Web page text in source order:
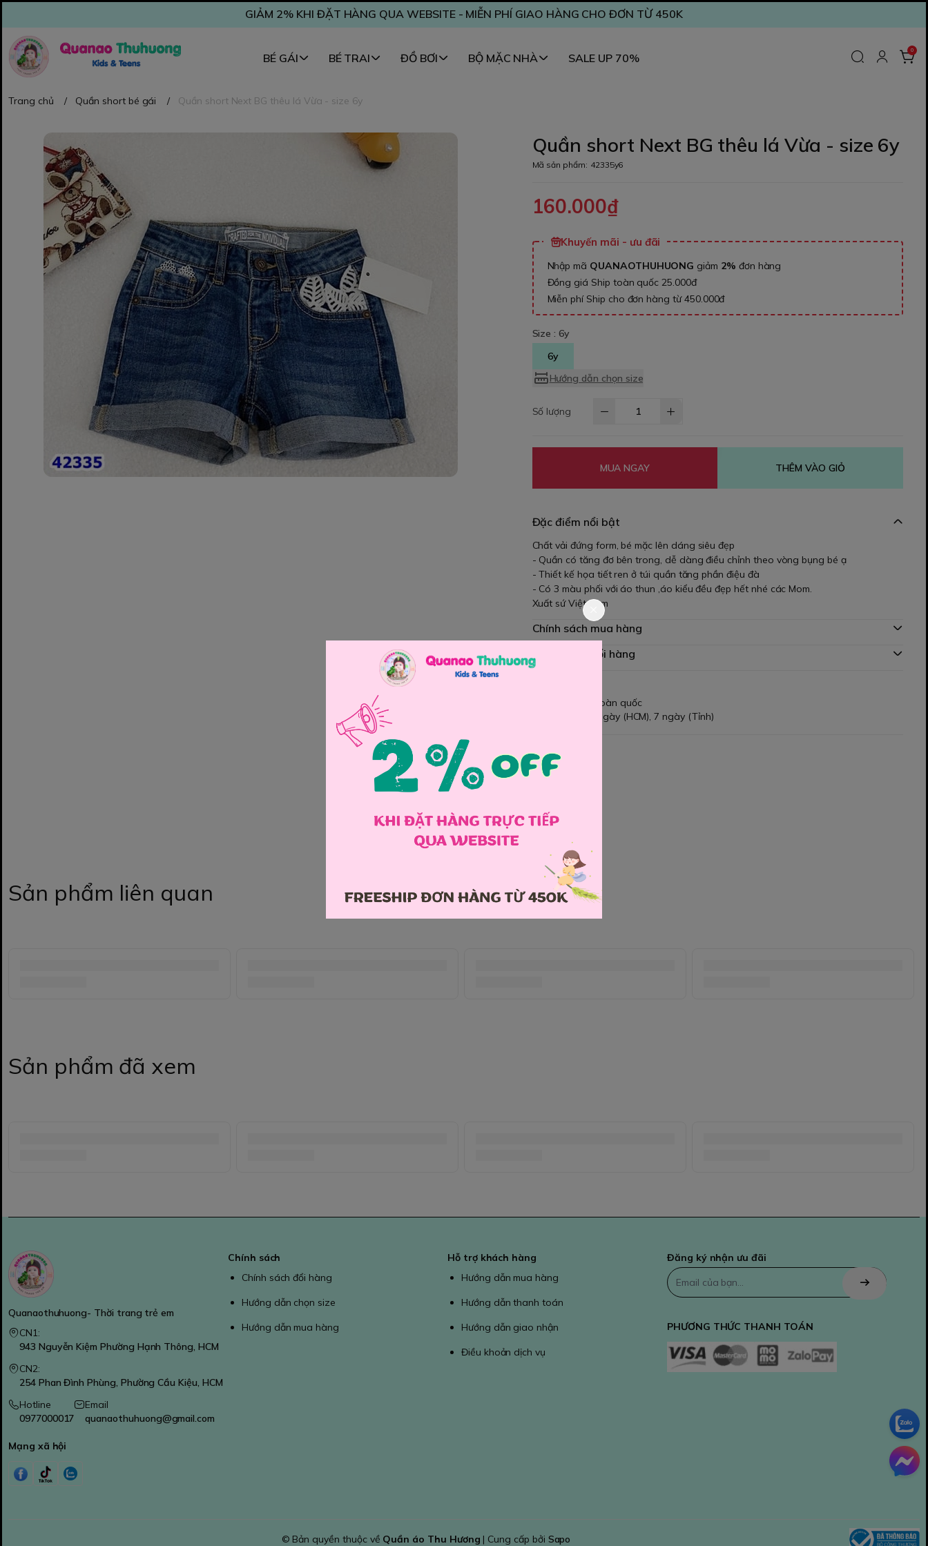
GIẢM 2% KHI ĐẶT HÀNG QUA WEBSITE - MIỄN PHÍ GIAO HÀNG CHO ĐƠN TỪ 450K
BÉ GÁI BÉ TRAI ĐỒ BƠI BỘ MẶC NHÀ SALE UP 70%
0
Trang chủ / Quần short bé gái / Quần short Next BG thêu lá Vừa - size 6y
Quần short Next BG thêu lá Vừa - size 6y
Mã sản phẩm: 42335y6
160.000₫
Khuyến mãi - ưu đãi
Nhập mã QUANAOTHUHUONG giảm 2% đơn hàng
Đồng giá Ship toàn quốc 25.000đ
Miễn phí Ship cho đơn hàng từ 450.000đ
Size :6y
6y
Hướng dẫn chọn size
Số lượng
MUA NGAY THÊM VÀO GIỎ
Đặc điểm nổi bật
Chất vải đứng form, bé mặc lên dáng siêu đẹp
- Quần có tăng đơ bên trong, dễ dàng điều chỉnh theo vòng bụng bé ạ
- Thiết kế họa tiết ren ở túi quần tăng phần điệu đà
- Có 3 màu phối với áo thun ,áo kiểu đều đẹp hết nhé các Mom.
Xuất sứ Việt nam
Chính sách mua hàng
Chính sách đổi hàng
Giao hàng toàn quốc
Đổi hàng 3 ngày (HCM), 7 ngày (Tỉnh)
Chia sẻ
Sản phẩm liên quan
Sản phẩm đã xem
Quanaothuhuong- Thời trang trẻ em
CN1:
943 Nguyễn Kiệm Phường Hạnh Thông, HCM
CN2:
254 Phan Đình Phùng, Phường Cầu Kiệu, HCM
Hotline
0977000017
Email
quanaothuhuong@gmail.com
Mạng xã hội
Chính sách
Chính sách đổi hàng
Hướng dẫn chọn size
Hướng dẫn mua hàng
Hỗ trợ khách hàng
Hướng dẫn mua hàng
Hướng dẫn thanh toán
Hướng dẫn giao nhận
Điều khoản dịch vụ
Đăng ký nhận ưu đãi
PHƯƠNG THỨC THANH TOÁN
© Bản quyền thuộc về Quần áo Thu Hương | Cung cấp bởi Sapo